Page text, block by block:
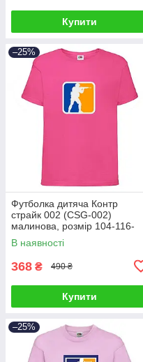
Купити
–25%
Футболка дитяча Контр
страйк 002 (CSG-002)
малинова, розмір 104-116-
128-140-152-164
В наявності
368 ₴ 490 ₴
Купити
–25%